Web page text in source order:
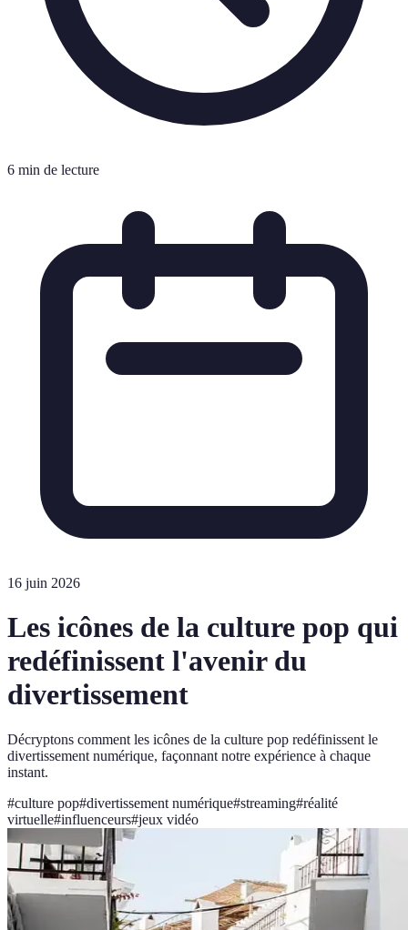
6 min de lecture
16 juin 2026
Les icônes de la culture pop qui
redéfinissent l'avenir du
divertissement
Décryptons comment les icônes de la culture pop redéfinissent le
divertissement numérique, façonnant notre expérience à chaque
instant.
#culture pop#divertissement numérique#streaming#réalité
virtuelle#influenceurs#jeux vidéo